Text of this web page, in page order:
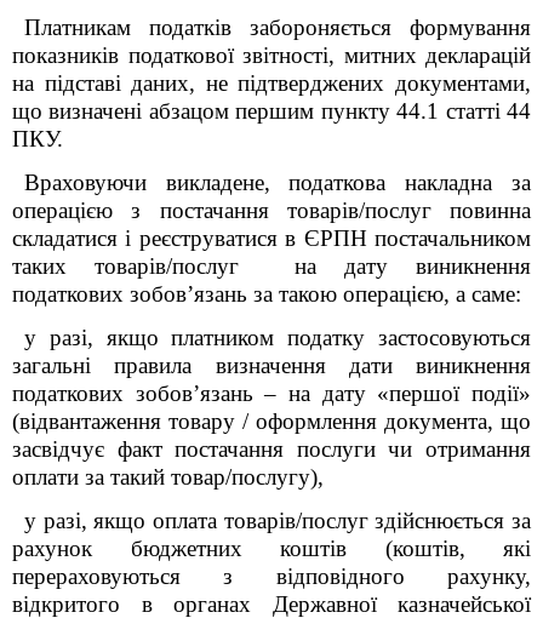
Платникам податків забороняється формування
показників податкової звітності, митних декларацій
на підставі даних, не підтверджених документами,
що визначені абзацом першим пункту 44.1 статті 44
ПКУ.
Враховуючи викладене,
податкова накладна за
операцією з постачання товарів/послуг повинна
складатися і реєструватися в ЄРПН постачальником
таких товарів/послуг на дату виникнення
податкових зобов’язань за такою операцією, а саме:
у разі, якщо платником податку застосовуються
загальні правила визначення дати виникнення
податкових зобов’язань – на дату «першої події»
(відвантаження товару / оформлення документа, що
засвідчує факт постачання послуги чи отримання
оплати за такий товар/послугу),
у разі, якщо оплата товарів/послуг здійснюється за
рахунок бюджетних коштів (коштів, які
перераховуються з відповідного рахунку,
відкритого в органах Державної казначейської